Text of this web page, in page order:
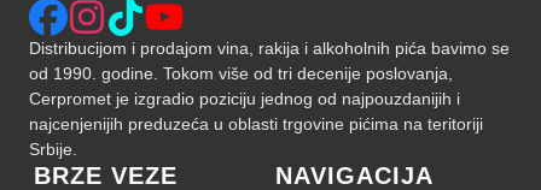
Distribucijom i prodajom vina, rakija i alkoholnih pića bavimo se
od 1990. godine. Tokom više od tri decenije poslovanja,
Cerpromet je izgradio poziciju jednog od najpouzdanijih i
najcenjenijih preduzeća u oblasti trgovine pićima na teritoriji
Srbije.
BRZE VEZE NAVIGACIJA